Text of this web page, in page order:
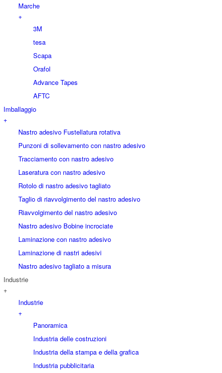
Marche
+
3M
tesa
Scapa
Orafol
Advance Tapes
AFTC
Imballaggio
+
Nastro adesivo Fustellatura rotativa
Punzoni di sollevamento con nastro adesivo
Tracciamento con nastro adesivo
Laseratura con nastro adesivo
Rotolo di nastro adesivo tagliato
Taglio di riavvolgimento del nastro adesivo
Riavvolgimento del nastro adesivo
Nastro adesivo Bobine incrociate
Laminazione con nastro adesivo
Laminazione di nastri adesivi
Nastro adesivo tagliato a misura
Industrie
+
Industrie
+
Panoramica
Industria delle costruzioni
Industria della stampa e della grafica
Industria pubblicitaria